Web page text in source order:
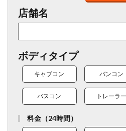
店舗名
ボディタイプ
キャブコン バンコン
バスコン トレーラー
料金（24時間）